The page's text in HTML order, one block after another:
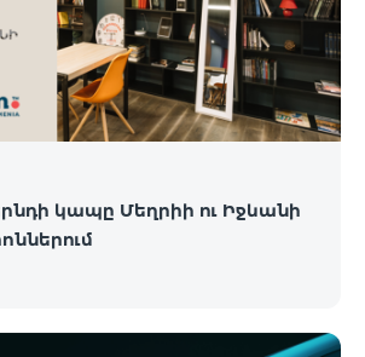
կապը Մեղրիի ու Իջևանի